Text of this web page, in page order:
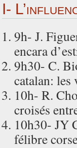
I-
9h- J.
encara
9h30- C.
catalan:
10h- R.
croisés
10h30- JY
félibre